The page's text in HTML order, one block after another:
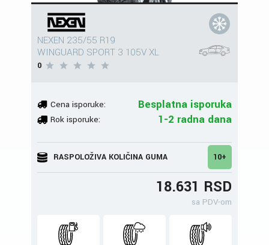
NEXEN 235/55 R19
WINGUARD SPORT 3 105V XL
0
Cena isporuke: Besplatna isporuka
Rok isporuke: 1-2 radna dana
RASPOLOŽIVA KOLIČINA GUMA 10+
18.631 RSD
sa PDV-om